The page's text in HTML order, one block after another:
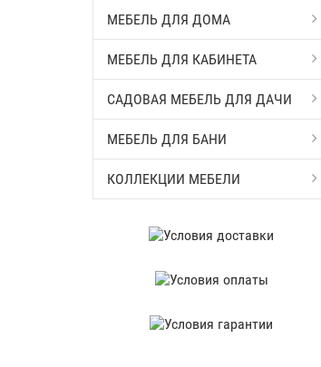
МЕБЕЛЬ ДЛЯ ДОМА
МЕБЕЛЬ ДЛЯ КАБИНЕТА
САДОВАЯ МЕБЕЛЬ ДЛЯ ДАЧИ
МЕБЕЛЬ ДЛЯ БАНИ
КОЛЛЕКЦИИ МЕБЕЛИ